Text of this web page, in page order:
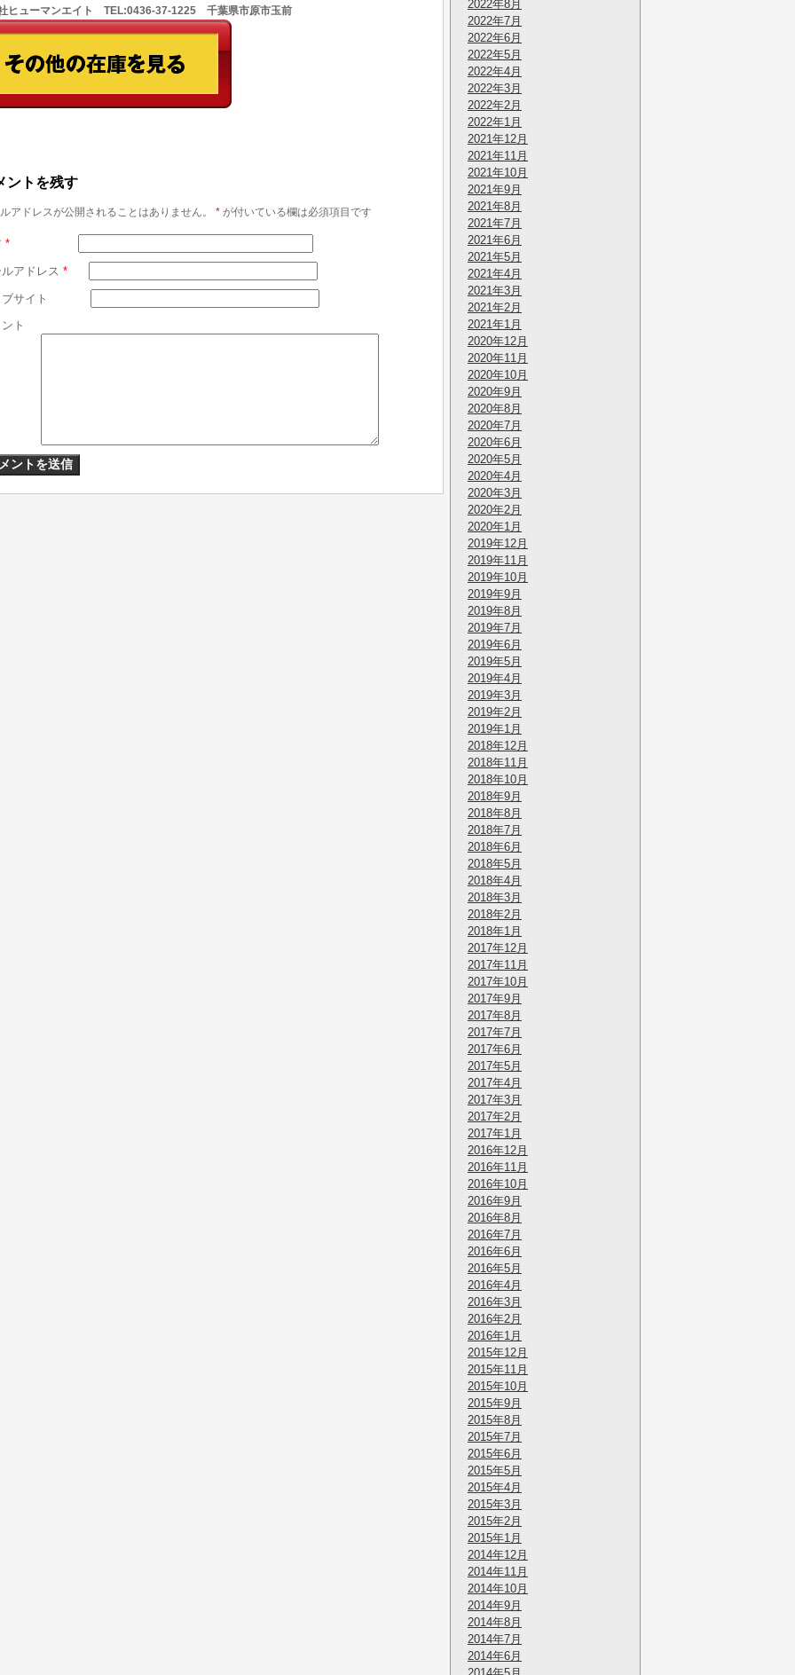
2022年8月
2022年7月
2022年6月
2022年5月
2022年4月
2022年3月
2022年2月
2022年1月
2021年12月
2021年11月
2021年10月
2021年9月
2021年8月
2021年7月
2021年6月
2021年5月
2021年4月
2021年3月
2021年2月
2021年1月
2020年12月
2020年11月
2020年10月
2020年9月
2020年8月
2020年7月
2020年6月
2020年5月
2020年4月
2020年3月
2020年2月
2020年1月
2019年12月
2019年11月
2019年10月
2019年9月
2019年8月
2019年7月
2019年6月
2019年5月
2019年4月
2019年3月
2019年2月
2019年1月
2018年12月
2018年11月
2018年10月
2018年9月
2018年8月
2018年7月
2018年6月
2018年5月
2018年4月
2018年3月
2018年2月
2018年1月
2017年12月
2017年11月
2017年10月
2017年9月
2017年8月
2017年7月
2017年6月
2017年5月
2017年4月
2017年3月
2017年2月
2017年1月
2016年12月
2016年11月
2016年10月
2016年9月
2016年8月
2016年7月
2016年6月
2016年5月
2016年4月
2016年3月
2016年2月
2016年1月
2015年12月
2015年11月
2015年10月
2015年9月
2015年8月
2015年7月
2015年6月
2015年5月
2015年4月
2015年3月
2015年2月
2015年1月
2014年12月
2014年11月
2014年10月
2014年9月
2014年8月
2014年7月
2014年6月
ヒューマンエイト TEL:0436-37-1225 千葉県市原市玉前
ントを残す
アドレスが公開されることはありません。 *が付いている欄は必須項目です
*
ルアドレス *
サイト
ト